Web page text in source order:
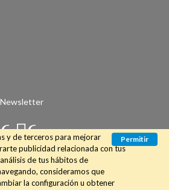
Connect
Connect
with
Us
y de terceros para mejorar
publicidad relacionada con tus
de tus hábitos de
consideramos que
la configuración u obtener
Permitir